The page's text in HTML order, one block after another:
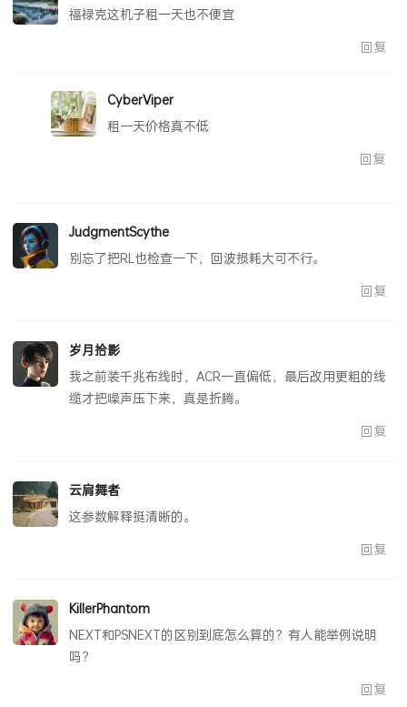
福禄克这机子租一天也不便宜
回复
CyberViper
租一天价格真不低
回复
JudgmentScythe
别忘了把RL也检查一下，回波损耗大可不行。
回复
岁月拾影
我之前装千兆布线时，ACR一直偏低，最后改用更粗的线
缆才把噪声压下来，真是折腾。
回复
云肩舞者
这参数解释挺清晰的。
回复
KillerPhantom
NEXT和PSNEXT的区别到底怎么算的？有人能举例说明
吗？
回复